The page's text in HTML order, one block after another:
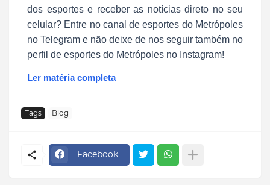
dos esportes e receber as notícias direto no seu
celular? Entre no canal de esportes do Metrópoles
no Telegram e não deixe de nos seguir também no
perfil de esportes do Metrópoles no Instagram!
Ler matéria completa
Tags Blog
Facebook